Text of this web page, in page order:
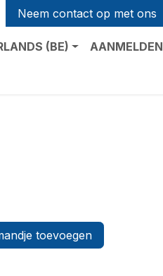
Neem contact op met ons
(BE)
AANMELDEN
toevoegen